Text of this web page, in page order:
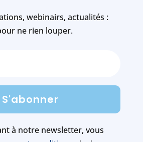
webinairs, actualités :
ne rien louper.
S'abonner
à notre newsletter, vous